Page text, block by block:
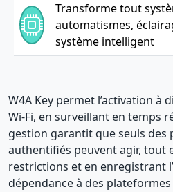
Transforme tout
automatismes,
système intelligent
W4A Key permet l’activation à
Wi-Fi, en surveillant en temps
gestion garantit que seuls des
authentifiés peuvent agir, tout
restrictions et en enregistrant
dépendance à des